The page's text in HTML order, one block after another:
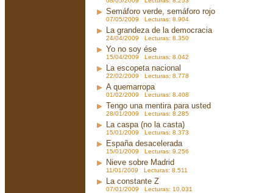
Semáforo verde, semáforo rojo
07/05/2009 Lecturas: 8.904
La grandeza de la democracia
24/04/2009 Lecturas: 8.350
Yo no soy ése
15/04/2009 Lecturas: 8.042
La escopeta nacional
22/02/2009 Lecturas: 8.778
A quemarropa
01/02/2009 Lecturas: 8.408
Tengo una mentira para usted
28/01/2009 Lecturas: 8.285
La caspa (no la casta)
15/01/2009 Lecturas: 8.373
España desacelerada
15/01/2009 Lecturas: 9.256
Nieve sobre Madrid
11/01/2009 Lecturas: 8.511
La constante Z
07/01/2009 Lecturas: 10.031